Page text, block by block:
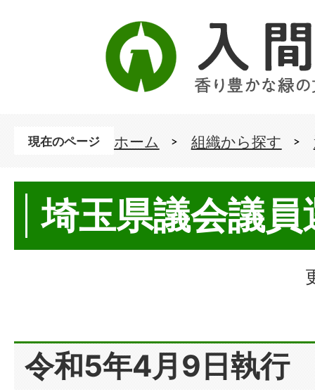
現在のページ ホーム 組織から探す
埼玉県議会議員
令和5年4月9日執行